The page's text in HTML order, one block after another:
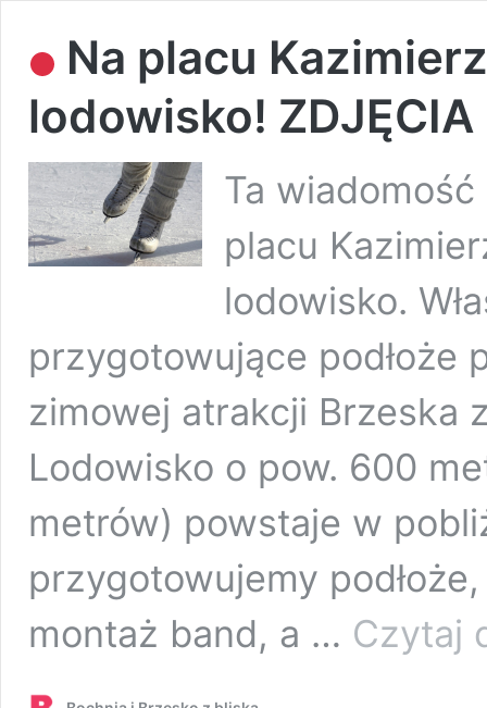
Na placu
lodowisko! ZDJĘCIA
Ta
placu
lodowisko.
przygotowujące podłoże
zimowej atrakcji Brzeska
Lodowisko o pow. 600
metrów) powstaje w
przygotowujemy
montaż band, a … Czytaj